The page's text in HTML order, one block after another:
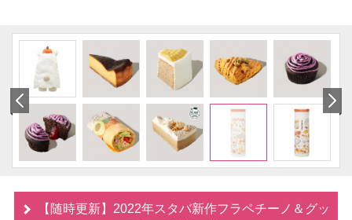
【随時更新】2022年スタバ新作フラペチーノ＆グッ